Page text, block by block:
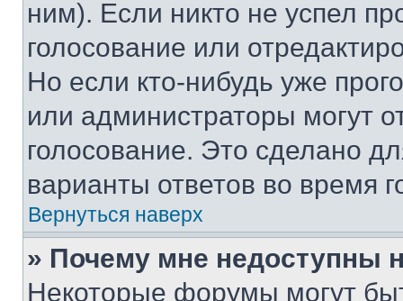
ним). Если никто не успел
голосование или
Но если кто-нибудь уже
или администраторы могут
голосование. Это сделано
варианты ответов во время
Вернуться наверх
» Почему мне недоступны
Некоторые форумы могут